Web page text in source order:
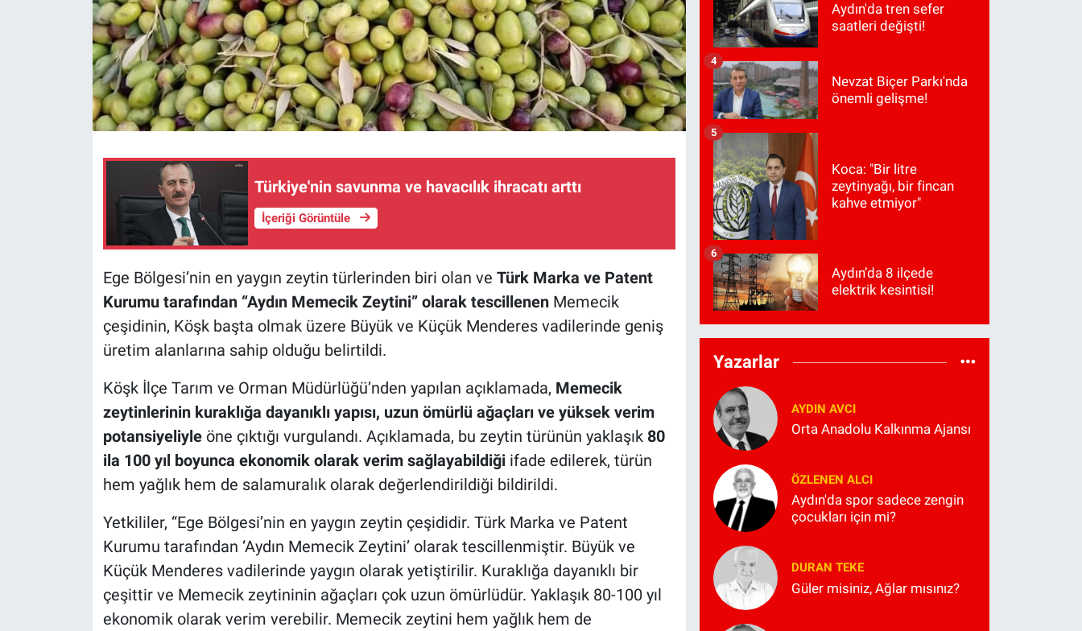
Türkiye'nin savunma ve havacılık ihracatı arttı
İçeriği Görüntüle
Ege Bölgesi’nin en yaygın zeytin türlerinden biri olan ve Türk Marka ve Patent
Kurumu tarafından “Aydın Memecik Zeytini” olarak tescillenenMemecik
çeşidinin, Köşk başta olmak üzere Büyük ve Küçük Menderes vadilerinde geniş
üretim alanlarına sahip olduğu belirtildi.
Köşk İlçe Tarım ve Orman Müdürlüğü’nden yapılan açıklamada, Memecik
zeytinlerinin kuraklığa dayanıklı yapısı, uzun ömürlü ağaçları ve yüksek verim
potansiyeliyleöne çıktığı vurgulandı. Açıklamada, bu zeytin türünün yaklaşık 80
ila 100 yıl boyunca ekonomik olarak verim sağlayabildiğiifade edilerek, türün
hem yağlık hem de salamuralık olarak değerlendirildiği bildirildi.
Yetkililer, “Ege Bölgesi’nin en yaygın zeytin çeşididir. Türk Marka ve Patent
Kurumu tarafından ‘Aydın Memecik Zeytini’ olarak tescillenmiştir. Büyük ve
Küçük Menderes vadilerinde yaygın olarak yetiştirilir. Kuraklığa dayanıklı bir
çeşittir ve Memecik zeytininin ağaçları çok uzun ömürlüdür. Yaklaşık 80-100 yıl
ekonomik olarak verim verebilir. Memecik zeytini hem yağlık hem de
Aydın'da tren sefer
saatleri değişti!
Nevzat Biçer Parkı'nda
önemli gelişme!
4
Koca: "Bir litre
zeytinyağı, bir fincan
kahve etmiyor"
5
Aydın’da 8 ilçede
elektrik kesintisi!
6
Yazarlar
AYDIN AVCI
Orta Anadolu Kalkınma Ajansı
ÖZLENEN ALCI
Aydın'da spor sadece zengin
çocukları için mi?
DURAN TEKE
Güler misiniz, Ağlar mısınız?